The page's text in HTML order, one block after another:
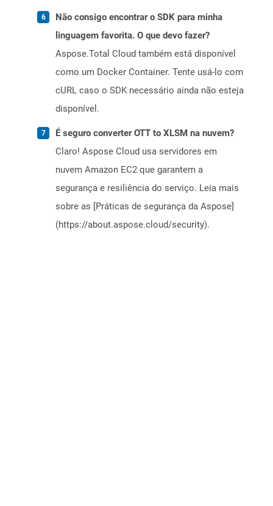
Não consigo encontrar o SDK para minha
linguagem favorita. O que devo fazer?
Aspose.Total Cloud também está disponível
como um Docker Container. Tente usá-lo com
cURL caso o SDK necessário ainda não esteja
disponível.
É seguro converter OTT to XLSM na nuvem?
Claro! Aspose Cloud usa servidores em
nuvem Amazon EC2 que garantem a
segurança e resiliência do serviço. Leia mais
sobre as [Práticas de segurança da Aspose]
(https://about.aspose.cloud/security).